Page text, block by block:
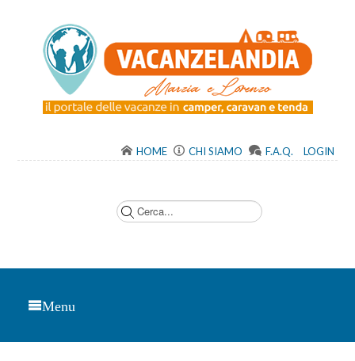
HOME CHI SIAMO F.A.Q. LOGIN
Menu